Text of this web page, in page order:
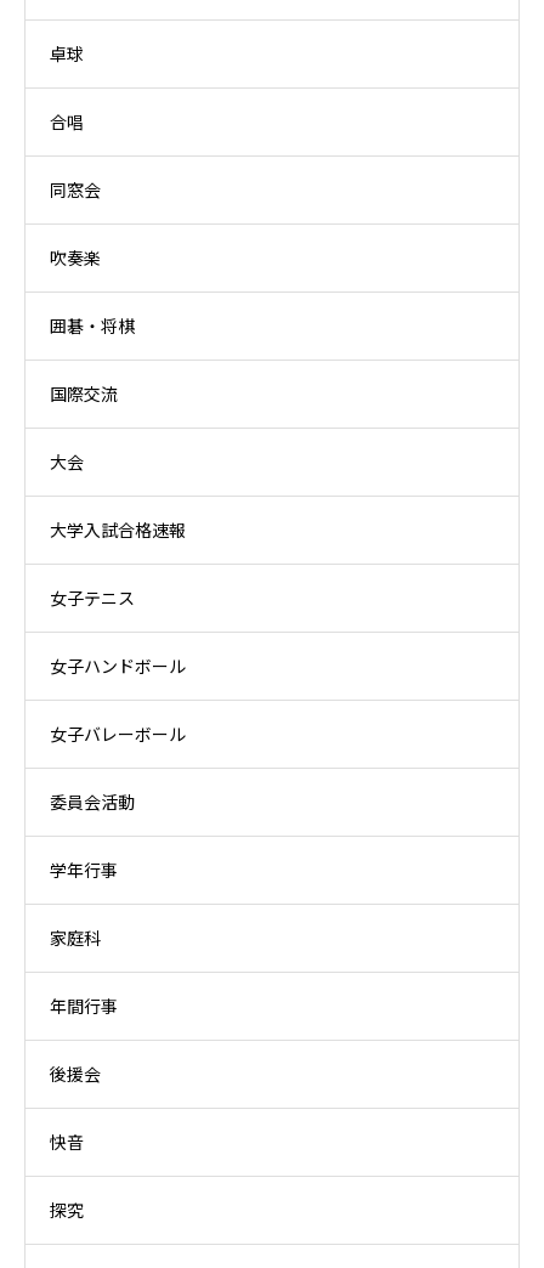
卓球
合唱
同窓会
吹奏楽
囲碁・将棋
国際交流
大会
大学入試合格速報
女子テニス
女子ハンドボール
女子バレーボール
委員会活動
学年行事
家庭科
年間行事
後援会
快音
探究